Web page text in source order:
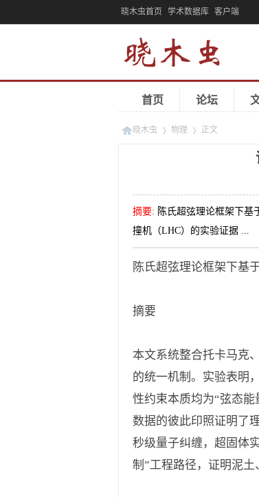
晓木虫首页 学术数据库 客户端
首页 论坛
晓木虫 物理 正文
摘要: 陈氏超弦理论框架下
撞机（LHC）的实验证据 ...
陈氏超弦理论框架下基
摘要
本文系统整合托卡马克
的统一机制。实验表明
性约束本质均为“弦态
数据的彼此印照证明了
秒级量子纠缠，超固体
制”工程路径，证明泥